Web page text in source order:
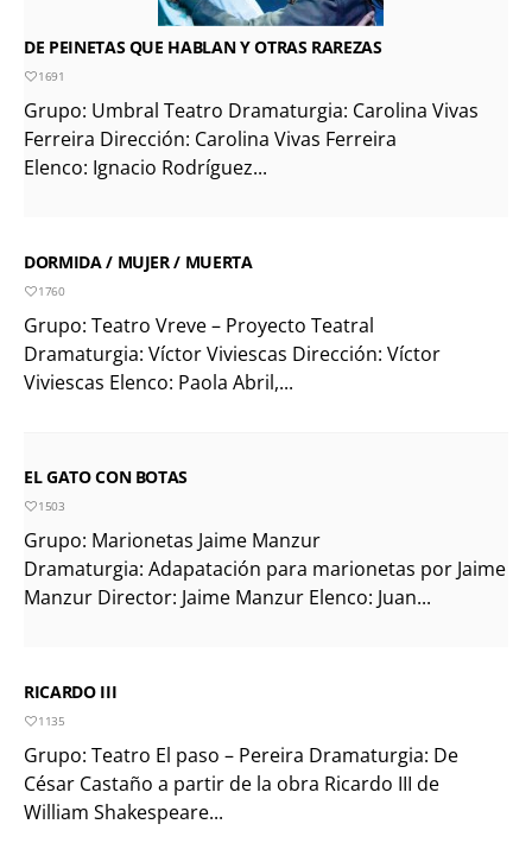
DE PEINETAS QUE HABLAN Y OTRAS RAREZAS
1691
Grupo: Umbral Teatro Dramaturgia: Carolina Vivas
Ferreira Dirección: Carolina Vivas Ferreira
Elenco: Ignacio Rodríguez...
DORMIDA / MUJER / MUERTA
1760
Grupo: Teatro Vreve – Proyecto Teatral
Dramaturgia: Víctor Viviescas Dirección: Víctor
Viviescas Elenco: Paola Abril,...
EL GATO CON BOTAS
1503
Grupo: Marionetas Jaime Manzur
Dramaturgia: Adapatación para marionetas por Jaime
Manzur Director: Jaime Manzur Elenco: Juan...
RICARDO III
1135
Grupo: Teatro El paso – Pereira Dramaturgia: De
César Castaño a partir de la obra Ricardo III de
William Shakespeare...